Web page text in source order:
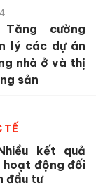
cường
lý các dự án
nhà ở và thị
sản
TẾ
kết quả
động đối
đầu tư